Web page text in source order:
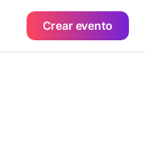
Crear evento